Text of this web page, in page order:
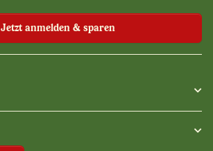
Jetzt anmelden & sparen